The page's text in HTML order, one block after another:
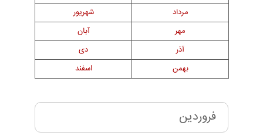
مرداد
شهریور
مهر
آبان
آذر
دی
بهمن
اسفند
فروردین